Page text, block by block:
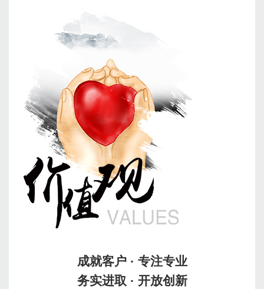
成就客户 · 专注专业
务实进取 · 开放创新